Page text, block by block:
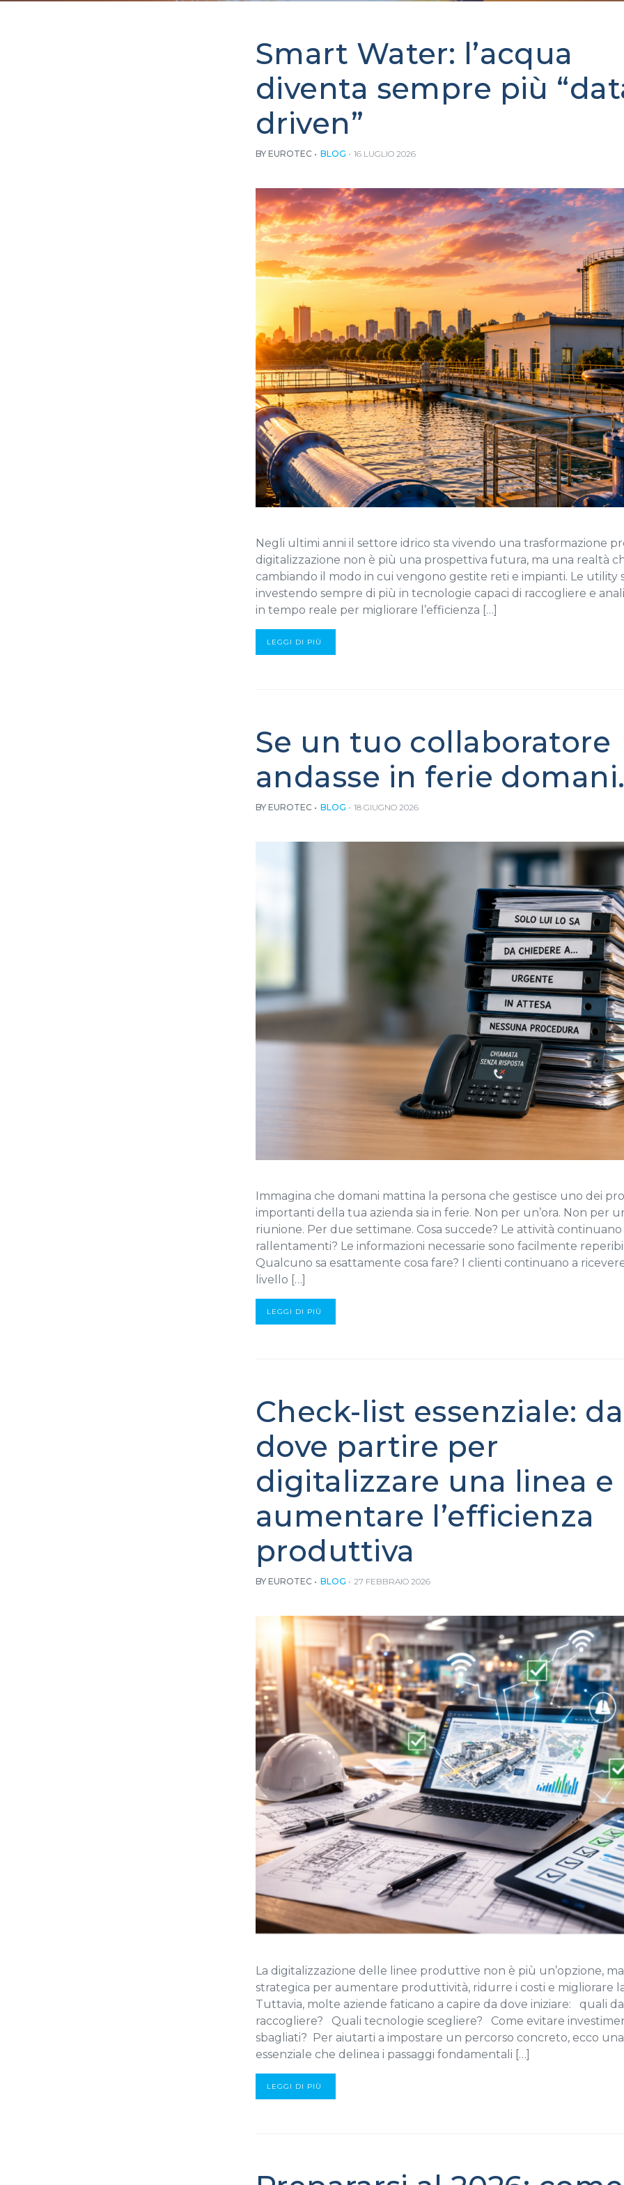
Smart Water: l’acqua
diventa sempre più
driven”
BY EUROTEC BLOG 16 LUGLIO 2026
Negli ultimi anni il settore idrico sta vivendo una trasformazione
digitalizzazione non è più una prospettiva futura, ma una realtà
cambiando il modo in cui vengono gestite reti e impianti. Le utility
investendo sempre di più in tecnologie capaci di raccogliere e
in tempo reale per migliorare l’efficienza […]
LEGGI DI PIÙ
Se un tuo collaboratore
andasse in ferie
BY EUROTEC BLOG 18 GIUGNO 2026
Immagina che domani mattina la persona che gestisce uno dei
importanti della tua azienda sia in ferie. Non per un’ora. Non per
riunione. Per due settimane. Cosa succede? Le attività continuano
rallentamenti? Le informazioni necessarie sono facilmente
Qualcuno sa esattamente cosa fare? I clienti continuano a
livello […]
LEGGI DI PIÙ
Check-list essenziale: da
dove partire per
digitalizzare una linea e
aumentare l’efficienza
produttiva
BY EUROTEC BLOG 27 FEBBRAIO 2026
La digitalizzazione delle linee produttive non è più un’opzione,
strategica per aumentare produttività, ridurre i costi e migliorare
Tuttavia, molte aziende faticano a capire da dove iniziare: quali
raccogliere? Quali tecnologie scegliere? Come evitare
sbagliati? Per aiutarti a impostare un percorso concreto, ecco
essenziale che delinea i passaggi fondamentali […]
LEGGI DI PIÙ